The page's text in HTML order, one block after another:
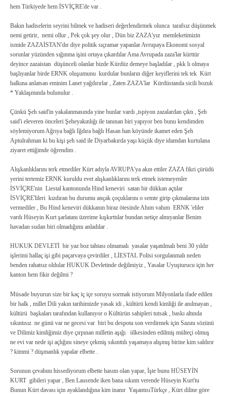
hem Türkiyede hem İSVİÇRE'de var .
Bakın hadiselerin seyrini bilmek ve hadiseri değerlendirmek olunca tarafsız düşünmek
nemi getirir, nemi ollur , Pek çok şey olur , Dün biz ZAZA'yız memleketimizin
ismide ZAZAİSTAN'dır diye politik sıçramar yapanlar Avrupaya Ekonomi sosyal
sorunlar yüzünden sığınma işini ortaya çıkardılar Ama Avrupada zaza'lar kürttür
deyince zazaistan düşünceli olanlar bizde Kürdüz demeye başladılar , pkk lı olmaya
başlıyanlar birde ERNK oluşumunu kurdular bunların diğer keyiflerini tek tek Kürt
halkına anlatsan eminim Lanet yağdırırlar , Zaten ZAZA'lar Kürdüstanda sicili bozuk
* Yaklaşmında bulunulur .
Çünkü Şeh said'in yakalanmasında yine bunlar vardı ,ispiyon zazalardan çıktı , Şeh
said'i eleveren önceleri Şeheyakınlığı ile tanınan biri yapıyor ben bunu kendimden
söylemiyorum Ağrıya bağlı Iğdıra bağlı Hasan han köyünde ikamet eden Şeh
Aptulrahman ki bu kişi şeh said ile Diyarbakırda yaşı küçük diye idamdan kurtulana
ziyaret ettiğimde öğrendim .
Alışkanlıklarını terk etmediler Kürt adıyla AVRUPA'ya akın ettiler ZAZA fikri çürüdü
yerini tertemiz ERNK kuruldu evet alışkanlıklarını terk etmek istemeyenler
İSVİÇRE'nin Liestal kantonunda Hind keneviri satan bir dükkan açtılar
İSVİÇRE'lileri kızdıran bu durumu ançak çoçuklarını o semte girip çıkmalarına izin
vermediler , Bu Hind keneviri dükkanın biraz ötesinde Ahım vahım ERNK 'eliler
vardı Hüseyin Kurt şarlatanı üzerime kışkırttılar bundan netiçe almıyanlar Benim
havadan sudan biri olmadığımı anladılar .
HUKUK DEVLETİ bir yaz boz tahtası olmamalı yasalar yaşatılmalı beni 30 yıldır
işlerimi hallaç işi gibi paçarvaya çevirdiler , LİESTAL Polisi sorgulanmalı neden
benden rahatsız oldular HUKUK Devletinde değilmiyiz , Yasalar Uyuşturucu için her
kanton hem fikir değilmi ?
Müsade buyurun size bir kaç iç içe soruyu sormak istiyorum Milyonlarla ifade edilen
bir halk , millet Dili yakın tarihimizde yasak idi , kültürü kendi kimliği ile anılmayan ,
kültürü başkaları tarafından kullanıyor o Kültürün sahipleri tutsak , baskı altında
sıkıntısız ne günü var ne gecesi var biri bu despota son verdirmek için Sazını sözünü
ve Dilimiz kimliğimiz diye çırpınan milletin aşığı ülkesinden edilmiş mülteçi olmuş
ne evi var nede işi açlığını sineye çekmiş sıkınttılı yaşamaya alışmış birine kim saldırır
? kimmi ? düşmanlık yapalar elbette .
Sorunun çevabını hissediyorum elbette hasım olan yapar, İşte bunu HÜSEYİN
KURT gibileri yapar , Ben Lausende iken bana sıkıntı verende Hüseyin Kurt'tu
Bunun Kürt davası için ayaklandığına kim inanır YaşantısıTürkçe , Kürt diline göre